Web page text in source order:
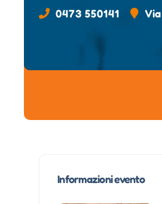
0473 550141
Informazioni evento